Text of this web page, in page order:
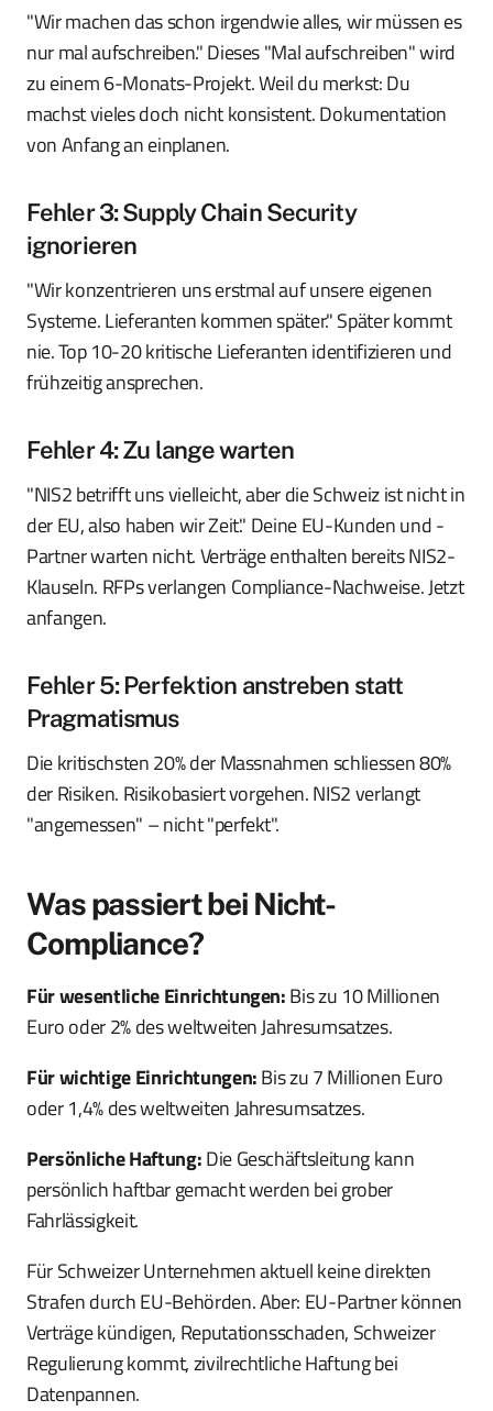
"Wir machen das schon irgendwie alles, wir müssen es
nur mal aufschreiben." Dieses "Mal aufschreiben" wird
zu einem 6-Monats-Projekt. Weil du merkst: Du
machst vieles doch nicht konsistent. Dokumentation
von Anfang an einplanen.
Fehler 3: Supply Chain Security
ignorieren
"Wir konzentrieren uns erstmal auf unsere eigenen
Systeme. Lieferanten kommen später." Später kommt
nie. Top 10-20 kritische Lieferanten identifizieren und
frühzeitig ansprechen.
Fehler 4: Zu lange warten
"NIS2 betrifft uns vielleicht, aber die Schweiz ist nicht in
der EU, also haben wir Zeit." Deine EU-Kunden und -
Partner warten nicht. Verträge enthalten bereits NIS2-
Klauseln. RFPs verlangen Compliance-Nachweise. Jetzt
anfangen.
Fehler 5: Perfektion anstreben statt
Pragmatismus
Die kritischsten 20% der Massnahmen schliessen 80%
der Risiken. Risikobasiert vorgehen. NIS2 verlangt
"angemessen" – nicht "perfekt".
Was passiert bei Nicht-
Compliance?
Für wesentliche Einrichtungen:Bis zu 10 Millionen
Euro oder 2% des weltweiten Jahresumsatzes.
Für wichtige Einrichtungen:Bis zu 7 Millionen Euro
oder 1,4% des weltweiten Jahresumsatzes.
Persönliche Haftung:Die Geschäftsleitung kann
persönlich haftbar gemacht werden bei grober
Fahrlässigkeit.
Für Schweizer Unternehmen aktuell keine direkten
Strafen durch EU-Behörden. Aber: EU-Partner können
Verträge kündigen, Reputationsschaden, Schweizer
Regulierung kommt, zivilrechtliche Haftung bei
Datenpannen.